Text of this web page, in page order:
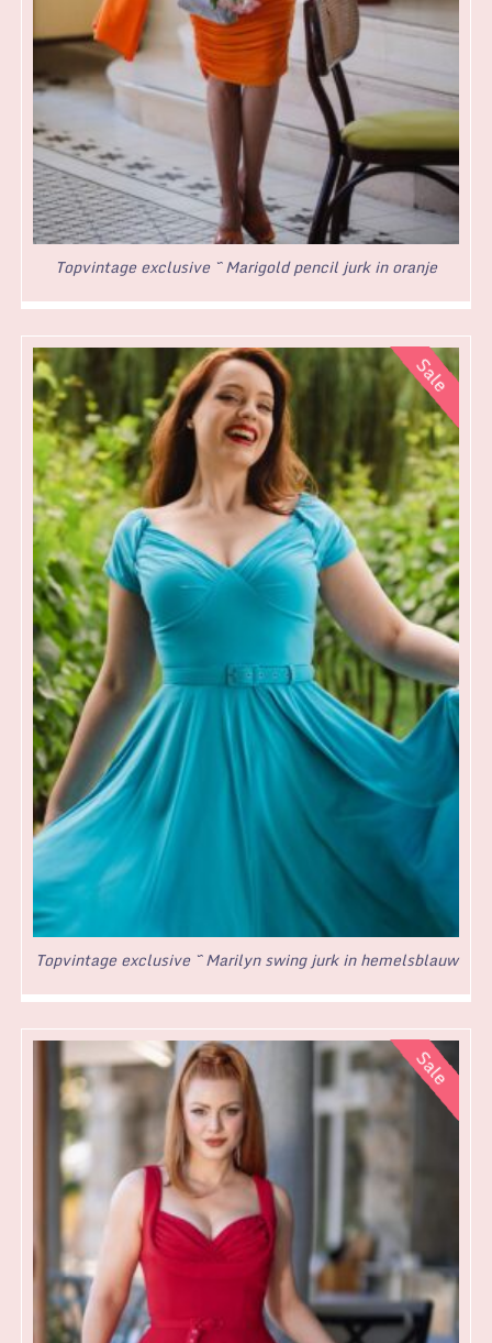
Topvintage exclusive ~ Marigold pencil jurk in oranje
Topvintage exclusive ~ Marilyn swing jurk in hemelsblauw